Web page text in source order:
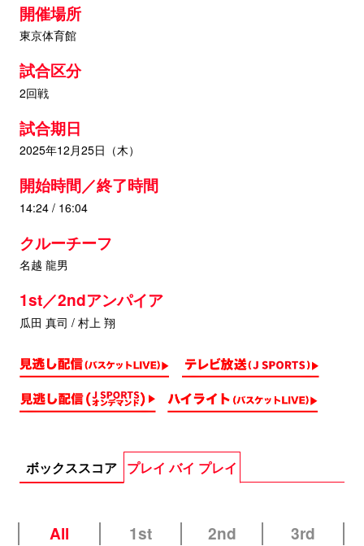
開催場所
東京体育館
試合区分
2回戦
試合期日
2025年12月25日（木）
開始時間／終了時間
14:24 / 16:04
クルーチーフ
名越 龍男
1st／2ndアンパイア
瓜田 真司 / 村上 翔
ボックススコア プレイ バイ プレイ
All 1st 2nd
3rd